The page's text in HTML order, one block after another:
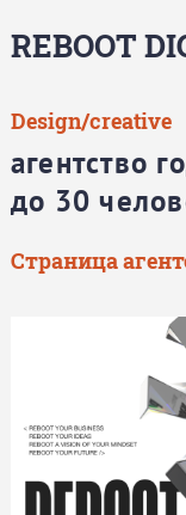
REBOOT
Design/creative
агентство
до 30
Страница